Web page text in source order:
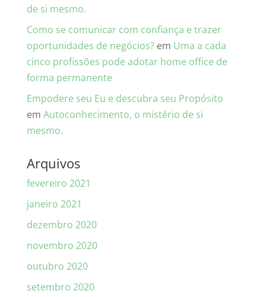
de si mesmo.
Como se comunicar com confiança e trazer
oportunidades de negócios?em Uma a cada
cinco profissões pode adotar home office de
forma permanente
Empodere seu Eu e descubra seu Propósito
em Autoconhecimento, o mistério de si
mesmo.
Arquivos
fevereiro 2021
janeiro 2021
dezembro 2020
novembro 2020
outubro 2020
setembro 2020